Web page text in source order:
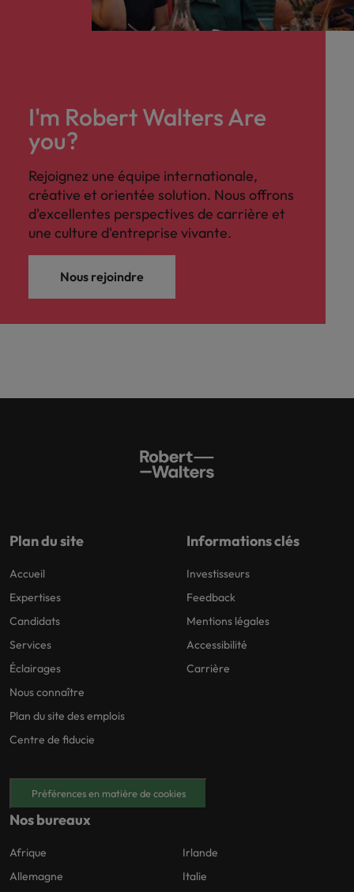
I'm Robert Walters Are
you?
Rejoignez une équipe internationale,
créative et orientée solution. Nous offrons
d'excellentes perspectives de carrière et
une culture d'entreprise vivante.
Nous rejoindre
Plan du site
Accueil
Expertises
Candidats
Services
Éclairages
Nous connaître
Plan du site des emplois
Centre de fiducie
Informations clés
Investisseurs
Feedback
Mentions légales
Accessibilité
Carrière
Préférences en matière de cookies
Nos bureaux
Afrique
Allemagne
Irlande
Italie